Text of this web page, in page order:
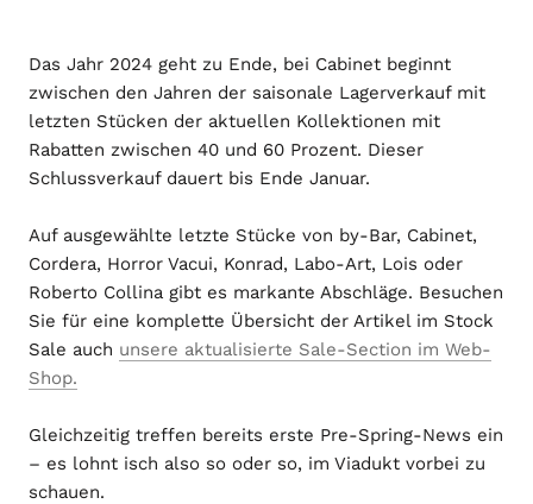
Das Jahr 2024 geht zu Ende, bei Cabinet beginnt
zwischen den Jahren der saisonale Lagerverkauf mit
letzten Stücken der aktuellen Kollektionen mit
Rabatten zwischen 40 und 60 Prozent. Dieser
Schlussverkauf dauert bis Ende Januar.
Auf ausgewählte letzte Stücke von by-Bar, Cabinet,
Cordera, Horror Vacui, Konrad, Labo-Art, Lois oder
Roberto Collina gibt es markante Abschläge. Besuchen
Sie für eine komplette Übersicht der Artikel im Stock
Sale auch unsere aktualisierte Sale-Section im Web-
Shop.
Gleichzeitig treffen bereits erste Pre-Spring-News ein
– es lohnt isch also so oder so, im Viadukt vorbei zu
schauen.